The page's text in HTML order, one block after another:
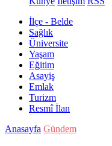
İlçe - Belde
Sağlık
Üniversite
Yaşam
Eğitim
Asayiş
Emlak
Turizm
Resmî İlan
Anasayfa Gündem